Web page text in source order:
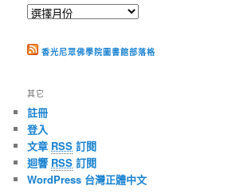
香光尼眾佛學院圖書館部落格
其它
註冊
登入
文章 RSS 訂閱
迴響 RSS 訂閱
WordPress 台灣正體中文